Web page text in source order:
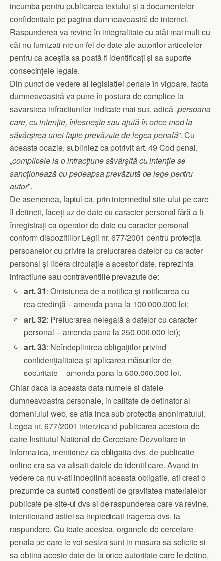
incumba pentru publicarea textului și a documentelor
confidentiale pe pagina dumneavoastră de internet.
Raspunderea va revine în integralitate cu atât mai mult cu
cât nu furnizati niciun fel de date ale autorilor articolelor
pentru ca aceștia sa poată fi identificați și sa suporte
consecințele legale.
Din punct de vedere al legislatiei penale în vigoare, fapta
dumneavoastră va pune în postura de complice la
savarsirea infractiunilor indicate mai sus, adică „persoana
care, cu intenţie, înlesneşte sau ajută în orice mod la
săvârşirea unei fapte prevăzute de legea penală”. Cu
aceasta ocazie, subliniez ca potrivit art. 49 Cod penal,
„complicele la o infracţiune săvârşită cu intenţiese
sancţionează cu pedeapsa prevăzută de lege pentru
autor”.
De asemenea, faptul ca, prin intermediul site-ului pe care
îl detineti, faceți uz de date cu caracter personal fără a fi
înregistrați ca operator de date cu caracter personal
conform dispozitiilor Legii nr. 677/2001 pentru protecția
persoanelor cu privire la prelucrarea datelor cu caracter
personal și libera circulație a acestor date, reprezinta
infractiune sau contraventiile prevazute de:
art.31: Omisiunea de a notifica şi notificarea cu
rea-credinţă – amenda pana la 100.000.000 lei;
art. 32: Prelucrarea nelegală a datelor cu caracter
personal – amenda pana la 250.000.000 lei);
art. 33: Neîndeplinirea obligaţiilor privind
confidenţialitatea şi aplicarea măsurilor de
securitate – amenda pana la 500.000.000 lei.
Chiar daca la aceasta data numele si datele
dumneavoastra personale, in calitate de detinator al
domeniului web, se afla inca sub protectia anonimatului,
Legea nr. 677/2001 interzicand publicarea acestora de
catre Institutul National de Cercetare-Dezvoltare in
Informatica, mentionez ca obligatia dvs. de publicatie
online era sa va afisati datele de identificare. Avand in
vedere ca nu v-ati indeplinit aceasta obligatie, ati creat o
prezumtie ca sunteti constienti de gravitatea materialelor
publicate pe site-ul dvs si de raspunderea care va revine,
intentionand astfel sa impiedicati tragerea dvs. la
raspundere. Cu toate acestea, organele de cercetare
penala pe care le voi sesiza sunt in masura sa solicite si
sa obtina aceste date de la orice autoritate care le detine,